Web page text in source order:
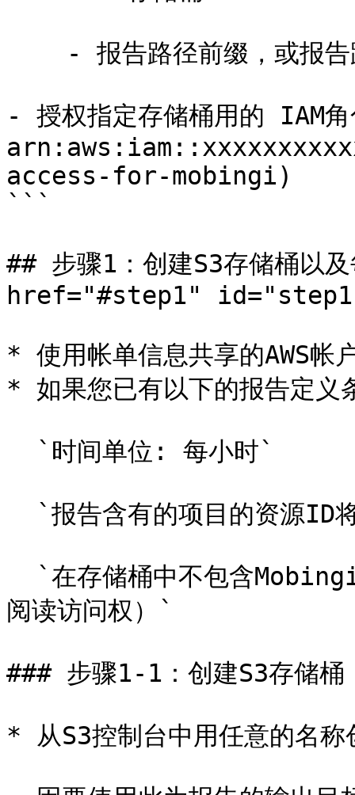
- 授权指定存储桶用的 IAM
access-for-mobingi)
```
## 步骤1：创建S3存储桶以
href="#step1"
* 使用帐单信息共享的AWS帐
* 如果您已有以下的报告定义
阅读访问权）`
### 步骤1-1：创建S3存储桶
* 从S3控制台中用任意的名